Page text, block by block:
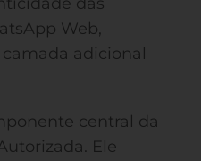
Web,
adicional
central da
Ele